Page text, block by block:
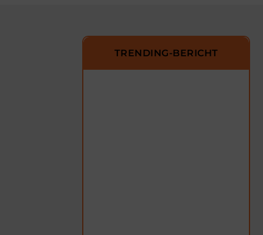
TRENDING-BERICHT